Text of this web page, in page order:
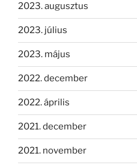
2023. augusztus
2023. július
2023. május
2022. december
2022. április
2021. december
2021. november